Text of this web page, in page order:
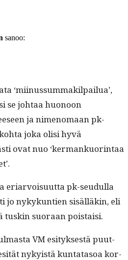
sanoo:
‘mii­nus­sum­mak­il­pailua’,
se johtaa huonoon
ja nimeno­maan pk-
joka olisi hyvä
ovat nuo ‘ker­mankuor­in­taa
eri­ar­voisu­ut­ta pk-seudul­la
jo nykykun­tien sisäl­läkin, eli
tuskin suo­raan poistaisi.
VM esi­tyk­ses­tä puut­
nyky­istä kun­tata­soa kor­